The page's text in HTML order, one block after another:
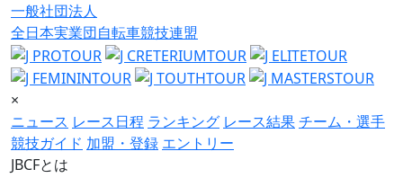
一般社団法人
全日本実業団自転車競技連盟
×
ニュース レース日程 ランキング レース結果チーム・選手
競技ガイド 加盟・登録 エントリー
JBCFとは